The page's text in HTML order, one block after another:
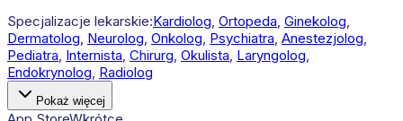
Specjalizacje lekarskie:Kardiolog Ortopeda Ginekolog
Dermatolog Neurolog Onkolog Psychiatra Anestezjolog
Pediatra Internista Chirurg Okulista Laryngolog
Endokrynolog Radiolog
Pokaż więcej